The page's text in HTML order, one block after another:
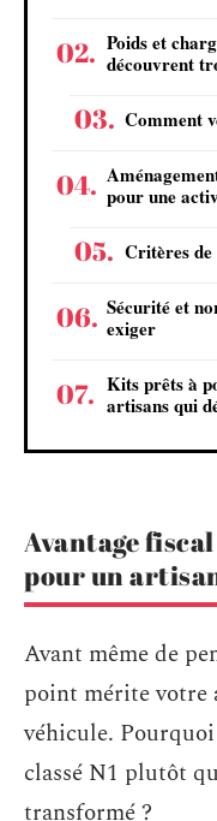
Poids et
découvrent
Comment
pour une
Critères
Sécurité et
exiger
Kits prêts à
artisans qui
Avantage
pour un
Avant même de
point mérite votre
véhicule.
classé N1 plutôt
transformé ?